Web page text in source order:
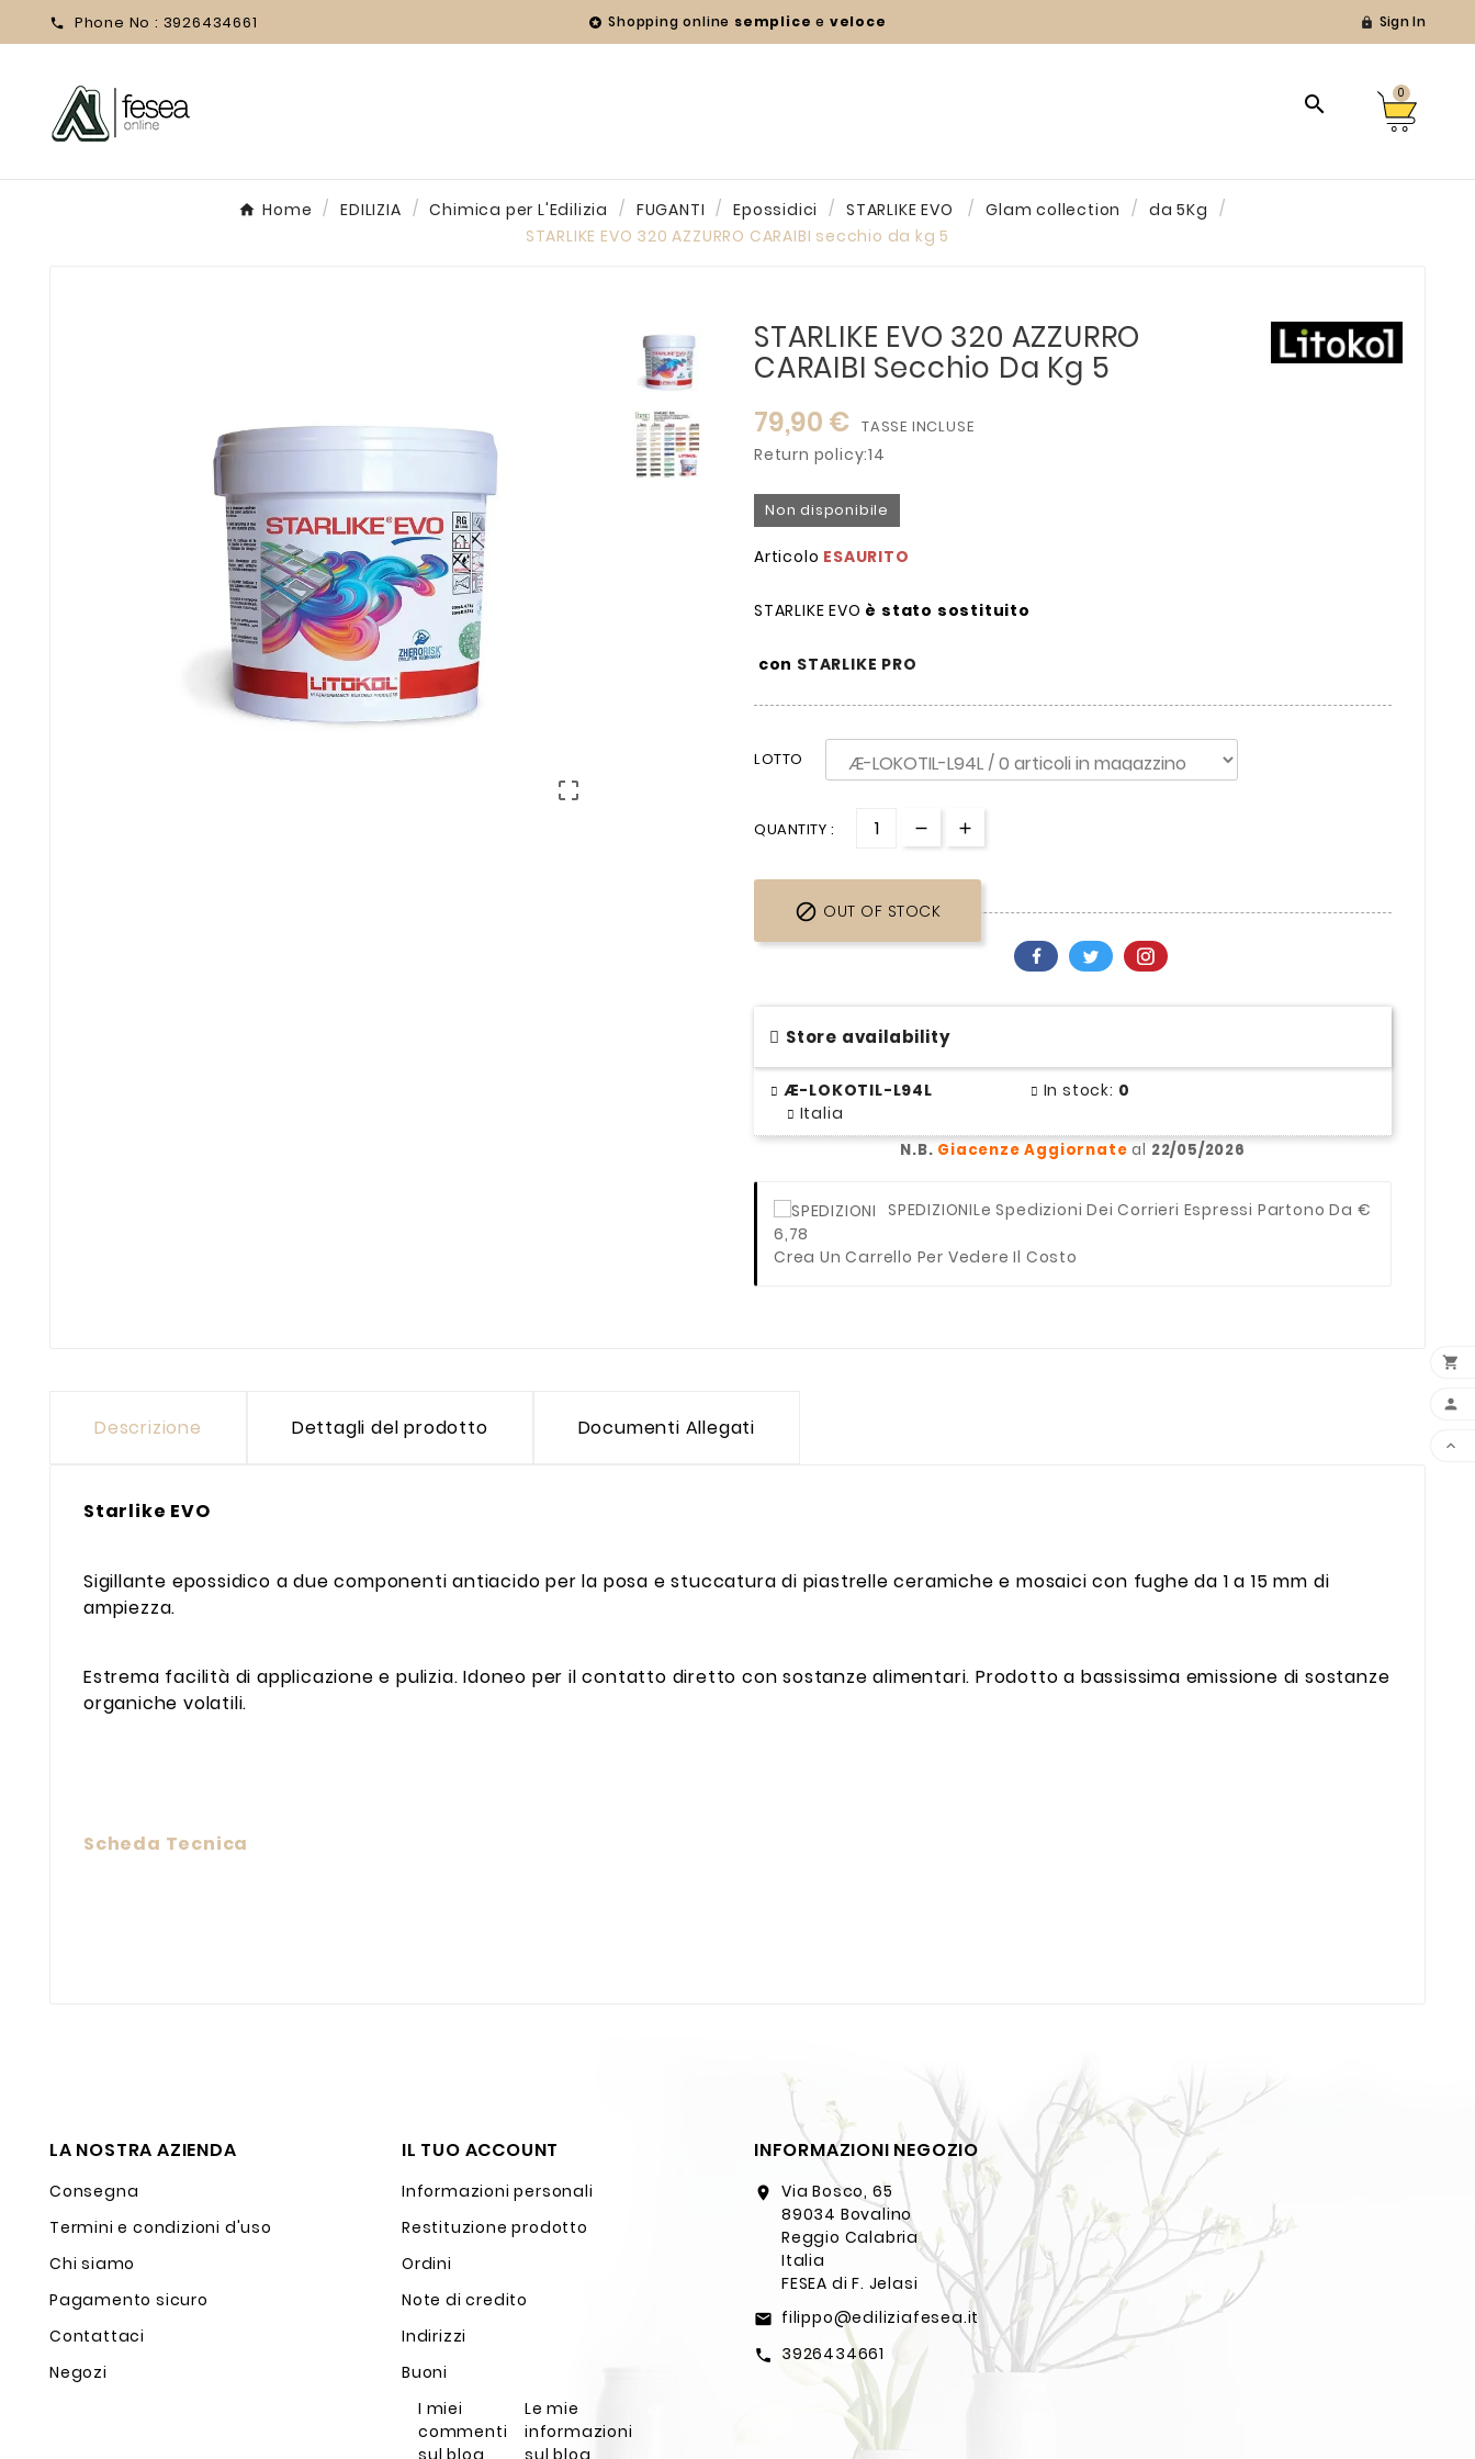
 Phone No : 3926434661  Shopping online semplice e veloce  Sign In
 0
Home EDILIZIA Chimica per L'Edilizia FUGANTI Epossidici STARLIKE EVO Glam collection
da 5Kg
STARLIKE EVO 320 AZZURRO CARAIBI secchio da kg 5

STARLIKE EVO 320 AZZURRO
CARAIBI Secchio Da Kg 5
79,90 € TASSE INCLUSE
Return policy:14
Non disponibile
Articolo ESAURITO
STARLIKE EVO è stato sostituito
con STARLIKE PRO
LOTTO
QUANTITY :
 OUT OF STOCK
Store availability
Æ-LOKOTIL-L94L
Italia
In stock: 0
N.B. Giacenze Aggiornate al 22/05/2026
SPEDIZIONILe Spedizioni Dei Corrieri Espressi Partono Da €
6,78
Crea Un Carrello Per Vedere Il Costo
Descrizione Dettagli del prodotto Documenti Allegati
Starlike EVO
Sigillante epossidico a due componenti antiacido per la posa e stuccatura di piastrelle ceramiche e mosaici con fughe da 1 a 15 mm di
ampiezza.
Estrema facilità di applicazione e pulizia. Idoneo per il contatto diretto con sostanze alimentari. Prodotto a bassissima emissione di sostanze
organiche volatili.
Scheda Tecnica
LA NOSTRA AZIENDA
Consegna
Termini e condizioni d'uso
Chi siamo
Pagamento sicuro
Contattaci
Negozi
IL TUO ACCOUNT
Informazioni personali
Restituzione prodotto
Ordini
Note di credito
Indirizzi
Buoni
I miei
commenti
sul blog
Le mie
informazioni
sul blog
INFORMAZIONI NEGOZIO
location_on
Via Bosco, 65
89034 Bovalino
Reggio Calabria
Italia
FESEA di F. Jelasi
email filippo@ediliziafesea.it
call 3926434661


